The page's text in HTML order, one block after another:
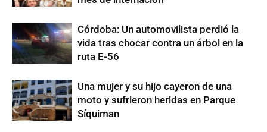
Córdoba: Un automovilista perdió la
vida tras chocar contra un árbol en la
ruta E-56
Una mujer y su hijo cayeron de una
moto y sufrieron heridas en Parque
Síquiman